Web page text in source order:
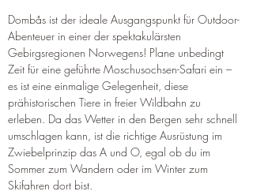
Dombås ist der ideale Ausgangspunkt für Outdoor-
Abenteuer in einer der spektakulärsten
Gebirgsregionen Norwegens! Plane unbedingt
Zeit für eine geführte Moschusochsen-Safari ein –
es ist eine einmalige Gelegenheit, diese
prähistorischen Tiere in freier Wildbahn zu
erleben. Da das Wetter in den Bergen sehr schnell
umschlagen kann, ist die richtige Ausrüstung im
Zwiebelprinzip das A und O, egal ob du im
Sommer zum Wandern oder im Winter zum
Skifahren dort bist.